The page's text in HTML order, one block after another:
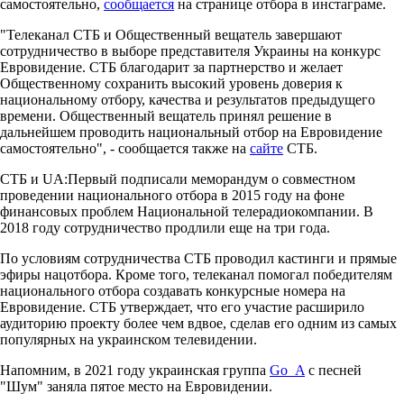
самостоятельно, сообщается на странице отбора в инстаграме.
"Телеканал СТБ и Общественный вещатель завершают
сотрудничество в выборе представителя Украины на конкурс
Евровидение. СТБ благодарит за партнерство и желает
Общественному сохранить высокий уровень доверия к
национальному отбору, качества и результатов предыдущего
времени. Общественный вещатель принял решение в
дальнейшем проводить национальный отбор на Евровидение
самостоятельно", - сообщается также на сайте СТБ.
СТБ и UA:Первый подписали меморандум о совместном
проведении национального отбора в 2015 году на фоне
финансовых проблем Национальной телерадиокомпании. В
2018 году сотрудничество продлили еще на три года.
По условиям сотрудничества СТБ проводил кастинги и прямые
эфиры нацотбора. Кроме того, телеканал помогал победителям
национального отбора создавать конкурсные номера на
Евровидение. СТБ утверждает, что его участие расширило
аудиторию проекту более чем вдвое, сделав его одним из самых
популярных на украинском телевидении.
Напомним, в 2021 году украинская группа Go_A с песней
"Шум" заняла пятое место на Евровидении.